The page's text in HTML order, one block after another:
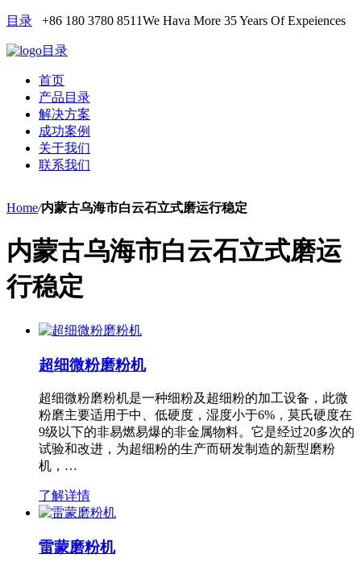
目录 +86 180 3780 8511We Hava More 35 Years Of Expeiences
目录
首页
产品目录
解决方案
成功案例
关于我们
联系我们
Home/内蒙古乌海市白云石立式磨运行稳定
内蒙古乌海市白云石立式磨运
行稳定
超细微粉磨粉机
超细微粉磨粉机是一种细粉及超细粉的加工设备，此微
粉磨主要适用于中、低硬度，湿度小于6%，莫氏硬度在
9级以下的非易燃易爆的非金属物料。它是经过20多次的
试验和改进，为超细粉的生产而研发制造的新型磨粉
机，…
了解详情
雷蒙磨粉机